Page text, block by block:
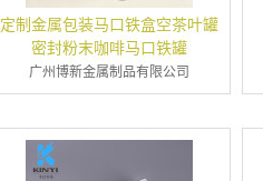
定制金属包装马口铁盒空茶叶罐
密封粉末咖啡马口铁罐
广州博新金属制品有限公司